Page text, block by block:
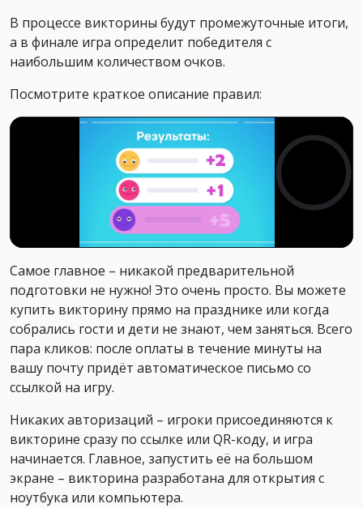
В процессе викторины будут промежуточные итоги,
а в финале игра определит победителя с
наибольшим количеством очков.
Посмотрите краткое описание правил:
Самое главное – никакой предварительной
подготовки не нужно! Это очень просто. Вы можете
купить викторину прямо на празднике или когда
собрались гости и дети не знают, чем заняться. Всего
пара кликов: после оплаты в течение минуты на
вашу почту придёт автоматическое письмо со
ссылкой на игру.
Никаких авторизаций – игроки присоединяются к
викторине сразу по ссылке или QR-коду, и игра
начинается. Главное, запустить её на большом
экране – викторина разработана для открытия с
ноутбука или компьютера.